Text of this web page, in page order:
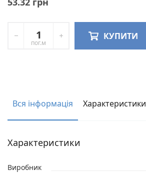
пог.м
КУПИТИ
Вся інформація Характеристики
Характеристики
Виробник